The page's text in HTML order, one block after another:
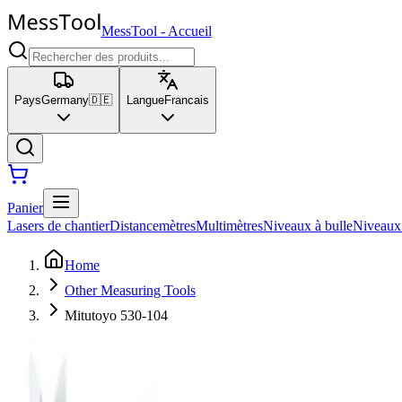
MessTool - Accueil
PaysGermany🇩🇪 LangueFrancais
Panier
Lasers de chantierDistancemètresMultimètresNiveaux à bulle
Home
Other Measuring Tools
Mitutoyo 530-104